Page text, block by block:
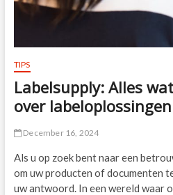
TIPS
Labelsupply: Alles
over labeloplossingen
December 16, 2024
Als u op zoek bent naar een
om uw producten of documenten
uw antwoord. In een wereld waar